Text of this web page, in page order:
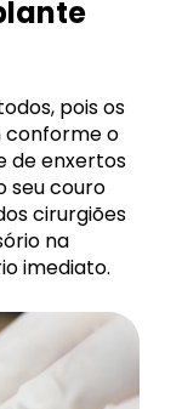
pois os
conforme o
de enxertos
seu couro
cirurgiões
na
imediato.